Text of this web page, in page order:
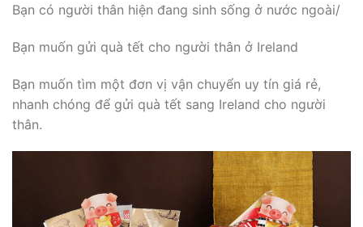
Bạn có người thân hiện đang sinh sống ở nước ngoài/
Bạn muốn gửi quà tết cho người thân ở Ireland
Bạn muốn tìm một đơn vị vận chuyển uy tín giá rẻ,
nhanh chóng để gửi quà tết sang Ireland cho người
thân.